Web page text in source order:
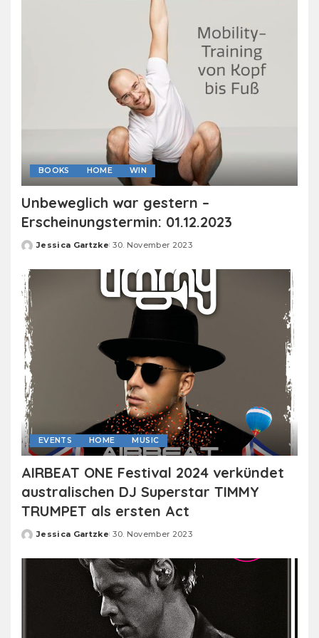
BOOKS HOME WIN
Unbeweglich war gestern –
Erscheinungstermin: 01.12.2023
Posted
Jessica Gartzke 30. November 2023
EVENTS HOME MUSIC
AIRBEAT ONE Festival 2024 verkündet
australischen DJ Superstar TIMMY
TRUMPET als ersten Act
Posted
Jessica Gartzke 30. November 2023